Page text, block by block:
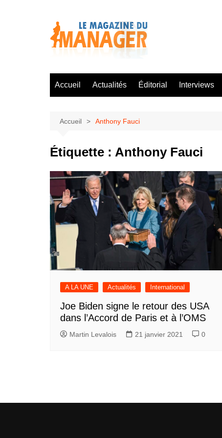
Accueil Actualités Éditorial Interviews
Accueil Anthony Fauci
Étiquette : Anthony Fauci
A LA UNE Actualités International
Joe Biden signe le retour des USA
dans l’Accord de Paris et à l’OMS
Martin Levalois 21 janvier 2021 0